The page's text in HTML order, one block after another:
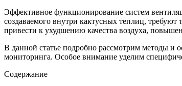
Эффективное функционирование систем
создаваемого внутри кактусных теплиц,
привести к ухудшению качества воздуха,
В данной статье подробно рассмотрим методы и
мониторинга. Особое внимание уделим
Содержание